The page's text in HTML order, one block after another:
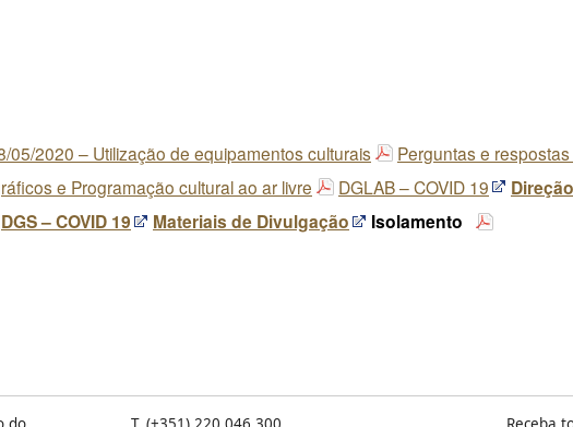
05/2020 – Utilização de equipamentos culturais
Perguntas e
e Programação cultural ao ar livre
DGLAB – COVID 19
DGS – COVID 19 Materiais de Divulgação Isolamento